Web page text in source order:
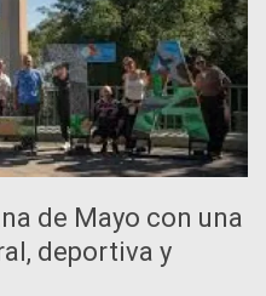
de Mayo con una
deportiva y